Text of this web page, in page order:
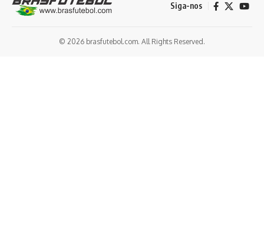
Siga-nos
© 2026 brasfutebol.com. All Rights Reserved.